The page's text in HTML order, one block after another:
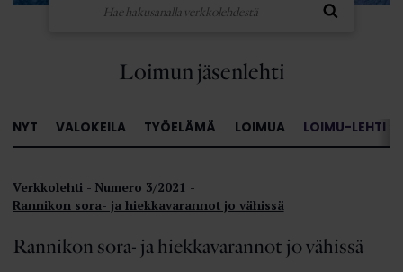
Loimun jäsenlehti
NYT VALOKEILA TYÖELÄMÄ LOIMUA LOIMU-LEHTI »
Verkkolehti
Numero 3/2021
Rannikon sora- ja hiekka­varannot jo vähissä
Rannikon sora- ja hiekka­varannot jo vähissä